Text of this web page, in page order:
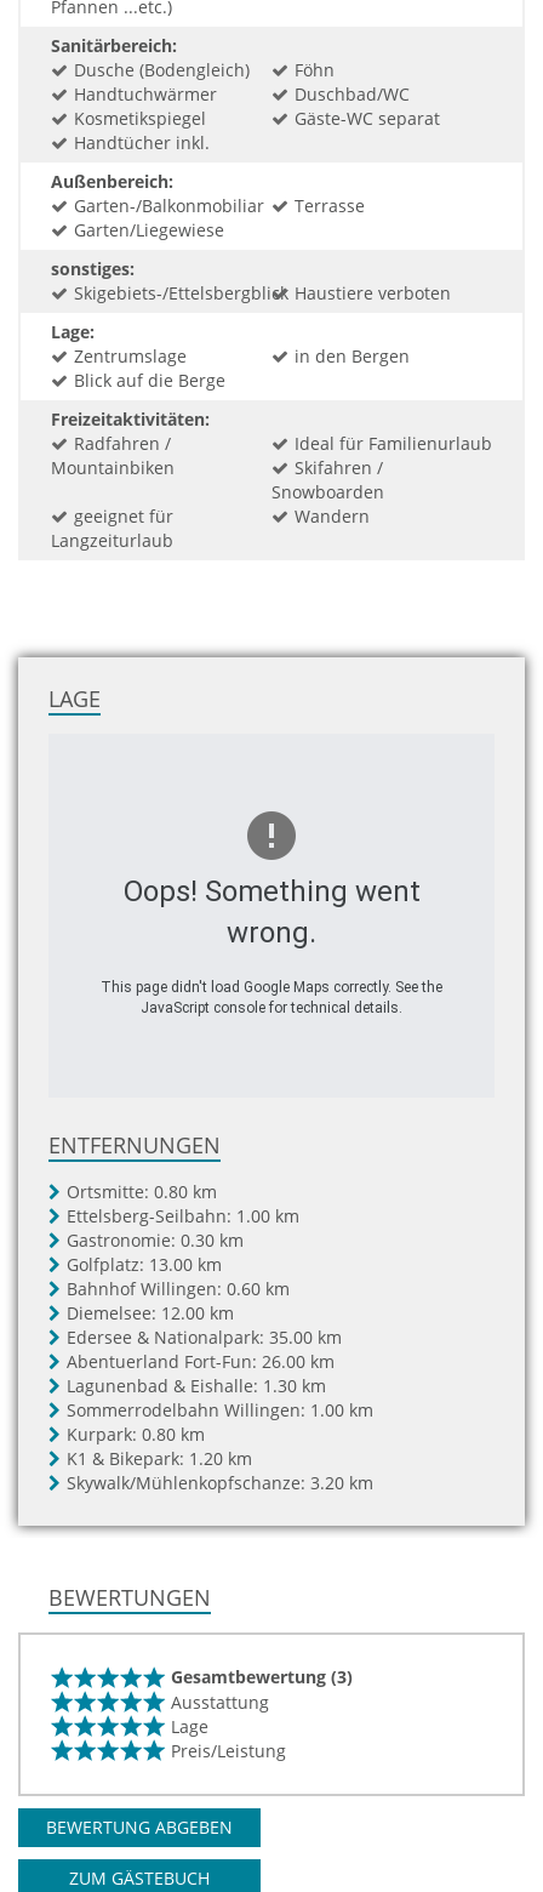
Pfannen ...etc.)
Sanitärbereich:
Dusche (Bodengleich)
Föhn
Handtuchwärmer
Duschbad/WC
Kosmetikspiegel
Gäste-WC separat
Handtücher inkl.
Außenbereich:
Garten-/Balkonmobiliar
Terrasse
Garten/Liegewiese
sonstiges:
Skigebiets-/Ettelsbergblick Haustiere verboten
Lage:
Zentrumslage
in den Bergen
Blick auf die Berge
Freizeitaktivitäten:
Radfahren /
Mountainbiken
Ideal für Familienurlaub
Skifahren /
Snowboarden
geeignet für
Langzeiturlaub
Wandern
LAGE
Oops! Something went
wrong.
This page didn't load Google Maps correctly. See the
JavaScript console for technical details.
ENTFERNUNGEN
Ortsmitte: 0.80 km
Ettelsberg-Seilbahn: 1.00 km
Gastronomie: 0.30 km
Golfplatz: 13.00 km
Bahnhof Willingen: 0.60 km
Diemelsee: 12.00 km
Edersee & Nationalpark: 35.00 km
Abentuerland Fort-Fun: 26.00 km
Lagunenbad & Eishalle: 1.30 km
Sommerrodelbahn Willingen: 1.00 km
Kurpark: 0.80 km
K1 & Bikepark: 1.20 km
Skywalk/Mühlenkopfschanze: 3.20 km
BEWERTUNGEN
Gesamtbewertung (3)
Ausstattung
Lage
Preis/Leistung
BEWERTUNG ABGEBEN
ZUM GÄSTEBUCH